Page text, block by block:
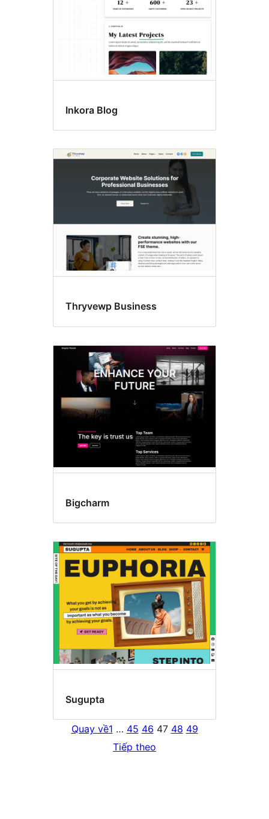
Inkora Blog
Thryvewp Business
Bigcharm
Sugupta
Quay về1 … 45 46 47 48 49
Tiếp theo